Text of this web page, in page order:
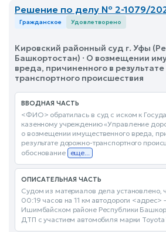
Решение по делу № 2-1079/
Гражданское Удовлетворено
Кировский районный суд г. Уфы
Башкортостан) · О возмещении
вреда, причиненного в
транспортного происшествия
ВВОДНАЯ ЧАСТЬ
<ФИО> обратилась в суд с иском к
казенному учреждению «Управление
о возмещении имущественного вреда,
результате дорожно-транспортного
обоснование еще...
ОПИСАТЕЛЬНАЯ ЧАСТЬ
Судом из материалов дела установлено,
00:19 часов на 11 км автодороги <адрес>
Ишимбайском районе Республики
ДТП с участием автомобиля марки Toyota